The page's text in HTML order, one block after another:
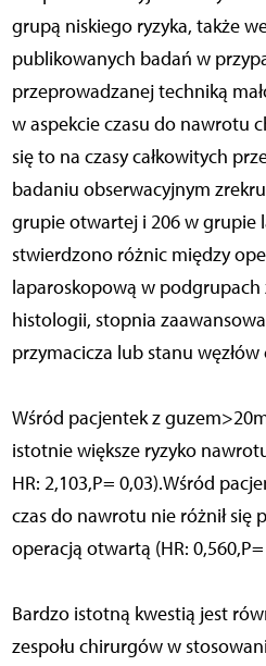
grupą niskiego ryzyka, także
publikowanych badań w
przeprowadzanej techniką
w aspekcie czasu do nawrotu
się to na czasy całkowitych
badaniu obserwacyjnym
grupie otwartej i 206 w grupie
stwierdzono różnic między
laparoskopową w podgrupach
histologii, stopnia
przymacicza lub stanu węzłów
Wśród pacjentek z
istotnie większe ryzyko
HR: 2,103,P= 0,03).Wśród
czas do nawrotu nie różnił się
operacją otwartą (HR: 0,560,P=
Bardzo istotną kwestią jest
zespołu chirurgów w